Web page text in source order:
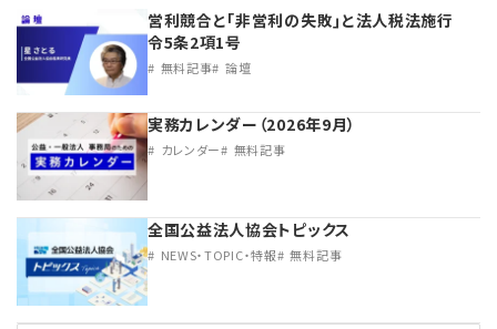
営利競合と｢非営利の失敗｣と法人税法施行
令5条2項1号
無料記事 論壇
実務カレンダー（2026年9月）
カレンダー 無料記事
全国公益法人協会トピックス
NEWS・TOPIC・特報 無料記事